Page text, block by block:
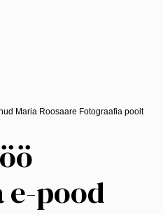
Maria Roosaare Fotograafia poolt
pood